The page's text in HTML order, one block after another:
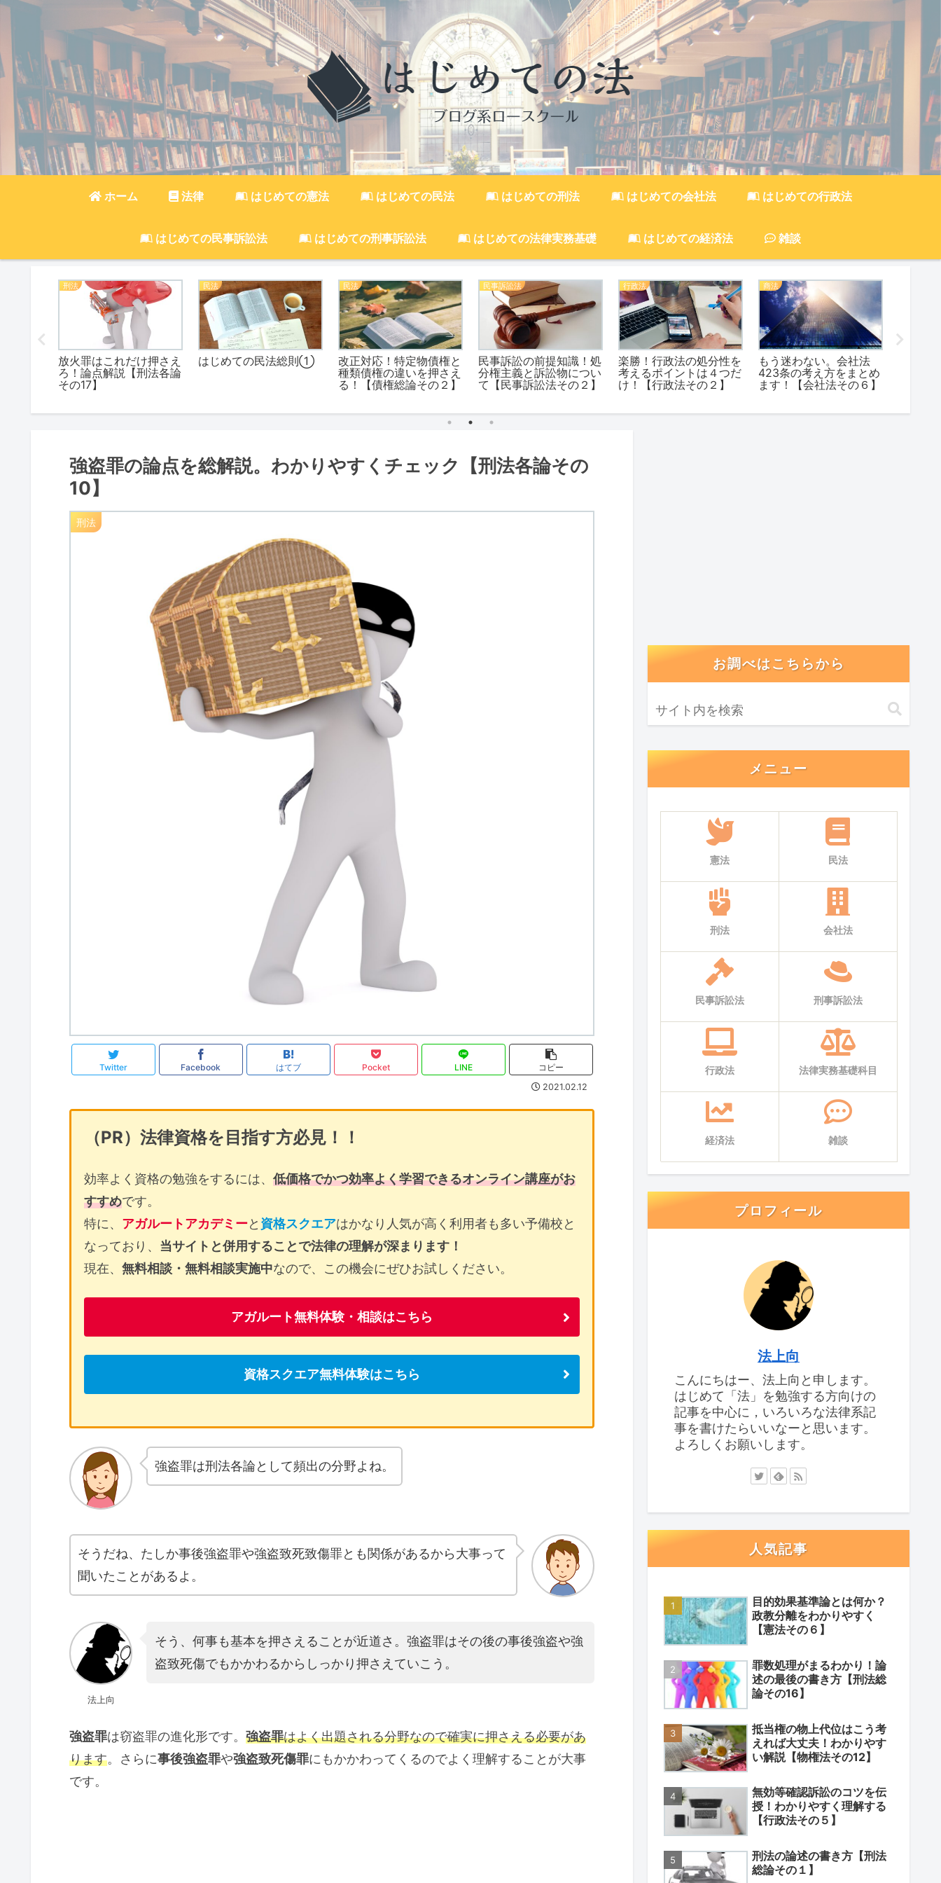
ホーム 法律 はじめての憲法 はじめての民法 はじめての刑法 はじめての会社法 はじめての行政法
はじめての民事訴訟法 はじめての刑事訴訟法 はじめての法律実務基礎 はじめての経済法 雑談
刑法
放火罪はこれだけ押さえ
ろ！論点解説【刑法各論
その17】
民法
はじめての民法総則①
民法
改正対応！特定物債権と
種類債権の違いを押さえ
る！【債権総論その２】
民事訴訟法
民事訴訟の前提知識！処
分権主義と訴訟物につい
て【民事訴訟法その２】
行政法
楽勝！行政法の処分性を
考えるポイントは４つだ
け！【行政法その２】
商法
もう迷わない。会社法
423条の考え方をまとめ
ます！【会社法その６】
強盗罪の論点を総解説。わかりやすくチェック【刑法各論その
10】
刑法
Twitter Facebook はてブ Pocket LINE
コピー
2021.02.12
（PR）法律資格を目指す方必見！！
効率よく資格の勉強をするには、 低価格でかつ効率よく学習できるオンライン講座がお
すすめです。
特に、 アガルートアカデミーと 資格スクエアはかなり人気が高く利用者も多い予備校と
なっており、 当サイトと併用することで法律の理解が深まります！
現在、 無料相談・無料相談実施中なので、この機会にぜひお試しください。
アガルート無料体験・相談はこちら
資格スクエア無料体験はこちら
強盗罪は刑法各論として頻出の分野よね。
そうだね、たしか事後強盗罪や強盗致死致傷罪とも関係があるから大事って
聞いたことがあるよ。
法上向
そう、何事も基本を押さえることが近道さ。強盗罪はその後の事後強盗や強
盗致死傷でもかかわるからしっかり押さえていこう。
強盗罪は窃盗罪の進化形です。 強盗罪はよく出題される分野なので確実に押さえる必要があ
ります。さらに事後強盗罪や強盗致死傷罪にもかかわってくるのでよく理解することが大事
です。
お調べはこちらから
メニュー
憲法 民法
刑法 会社法
民事訴訟法 刑事訴訟法
行政法 法律実務基礎科目
経済法 雑談
プロフィール
法上向
こんにちはー、法上向と申します。
はじめて「法」を勉強する方向けの
記事を中心に，いろいろな法律系記
事を書けたらいいなーと思います。
よろしくお願いします。
人気記事
目的効果基準論とは何か？
政教分離をわかりやすく
【憲法その６】
罪数処理がまるわかり！論
述の最後の書き方【刑法総
論その16】
抵当権の物上代位はこう考
えれば大丈夫！わかりやす
い解説【物権法その12】
無効等確認訴訟のコツを伝
授！わかりやすく理解する
【行政法その５】
刑法の論述の書き方【刑法
総論その１】